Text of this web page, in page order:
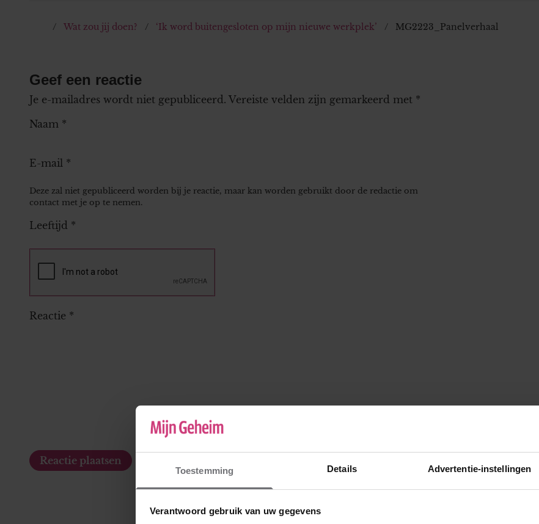
Toestemming Details Advertentie-instellingen
Verantwoord gebruik van uw gegevens
Wat zou jij doen? ‘Ik word buitengesloten op mijn nieuwe werkplek’ MG2223_Panelverhaal
Geef een reactie
Je e-mailadres wordt niet gepubliceerd. Vereiste velden zijn gemarkeerd met *
Naam *
E-mail *
Deze zal niet gepubliceerd worden bij je reactie, maar kan worden gebruikt door de redactie om
contact met je op te nemen.
Leeftijd *
Reactie *